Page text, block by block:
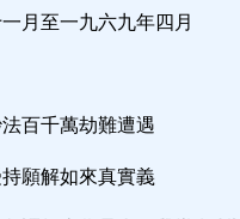
月至一九六九年四月
百千萬劫難遭遇
願解如來真實義